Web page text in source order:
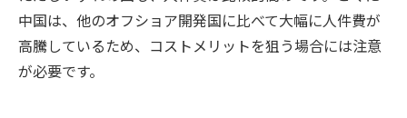
中国は、他のオフショア開発国に比べて大幅に人件費が
高騰しているため、コストメリットを狙う場合には注意
が必要です。